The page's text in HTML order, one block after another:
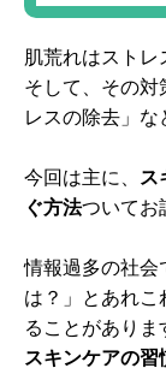
肌荒れはストレ
そして、その対
レスの除去」な
今回は主に、 ス
ぐ方法ついてお
情報過多の社会
は？」とあれ
ることがありま
スキンケアの